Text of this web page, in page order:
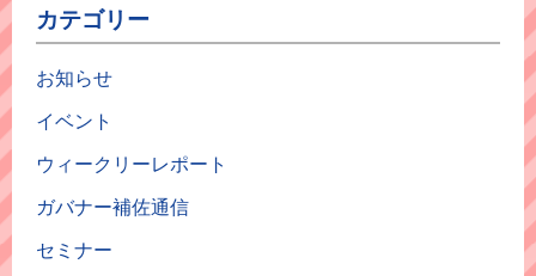
カテゴリー
お知らせ
イベント
ウィークリーレポート
ガバナー補佐通信
セミナー